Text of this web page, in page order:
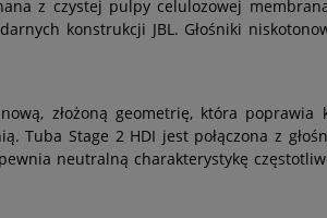
z czystej pulpy celulozowej
konstrukcji JBL. Głośniki
złożoną geometrię, która poprawia
Stage 2 HDI jest połączona z
neutralną charakterystykę